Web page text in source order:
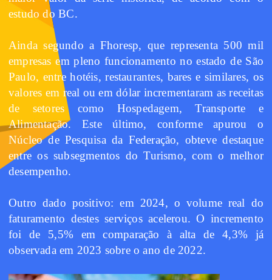
estudo do BC.
Ainda segundo a Fhoresp, que representa 500 mil
empresas em pleno funcionamento no estado de São
Paulo, entre hotéis, restaurantes, bares e similares, os
valores em real ou em dólar incrementaram as receitas
de setores como Hospedagem, Transporte e
Alimentação. Este último, conforme apurou o
Núcleo de Pesquisa da Federação, obteve destaque
entre os subsegmentos do Turismo, com o melhor
desempenho.
Outro dado positivo: em 2024, o volume real do
faturamento destes serviços acelerou. O incremento
foi de 5,5% em comparação à alta de 4,3% já
observada em 2023 sobre o ano de 2022.